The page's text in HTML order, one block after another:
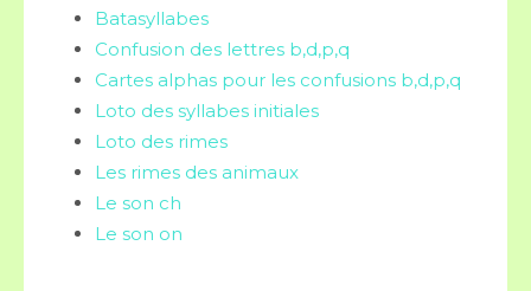
Batasyllabes
Confusion des lettres b,d,p,q
Cartes alphas pour les confusions b,d,p,q
Loto des syllabes initiales
Loto des rimes
Les rimes des animaux
Le son ch
Le son on